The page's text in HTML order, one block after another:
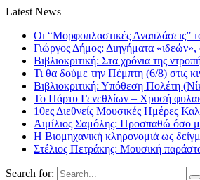
Latest News
Οι “Μορφοπλαστικές Αναπλάσεις”
Γιώργος Δήμος: Διηγήματα «ιδεών»,
Βιβλιοκριτική: Στα χρόνια της
Τι θα δούμε την Πέμπτη (6/8) στις
Βιβλιοκριτική: Υπόθεση Πολέτη
Το Πάρτυ Γενεθλίων – Χρυσή
10ες Διεθνείς Μουσικές Ημέρες
Αιμίλιος Σαμόλης: Προσπαθώ όσο
Η Βιομηχανική κληρονομιά ως
Στέλιος Πετράκης: Μουσική
Search for: